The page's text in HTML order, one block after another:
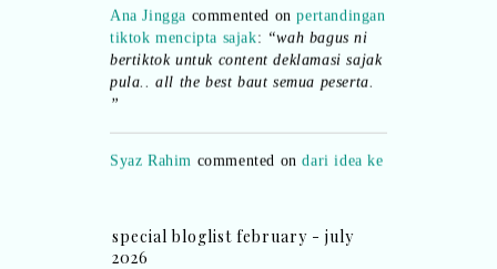
tiktok mencipta sajak:“wah bagus ni
bertiktok untuk content deklamasi sajak
pula.. all the best baut semua peserta.
”
Syaz Rahimcommented ondari idea ke
realiti mencipta permainan:“Selain
special bloglist february - july
2026